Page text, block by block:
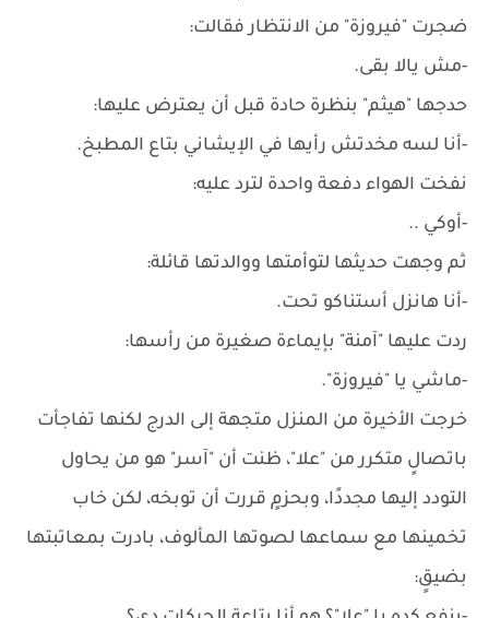
ضجرت "فيروزة" من الانتظار فقالت:
-مش يالا بقى.
حدجها "هيثم" بنظرة حادة قبل أن يعترض عليها:
-أنا لسه مخدتش رأيها في الإيشاني بتاع المطبخ.
نفخت الهواء دفعة واحدة لترد عليه:
-أوكي ..
ثم وجهت حديثها لتوأمتها ووالدتها قائلة:
-أنا هانزل أستناكو تحت.
ردت عليها "آمنة" بإيماءة صغيرة من رأسها:
-ماشي يا "فيروزة".
خرجت الأخيرة من المنزل متجهة إلى الدرج لكنها تفاجأت
باتصالٍ متكرر من "علا"، ظنت أن "آسر" هو من يحاول
التودد إليها مجددًا، وبحزمٍ قررت أن توبخه، لكن خاب
تخمينها مع سماعها لصوتها المألوف، بادرت بمعاتبتها
بضيقٍ: